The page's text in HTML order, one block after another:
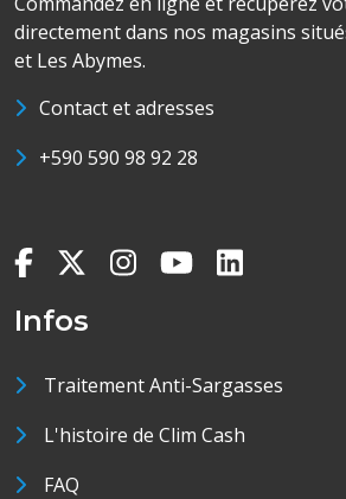
directement dans nos magasins
et Les Abymes.
Contact et adresses
+590 590 98 92 28
Infos
Traitement Anti-Sargasses
L'histoire de Clim Cash
FAQ